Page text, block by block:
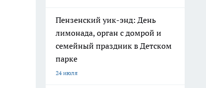
Пензенский уик-энд: День
лимонада, орган с домрой и
семейный праздник в Детском
парке
24 июля